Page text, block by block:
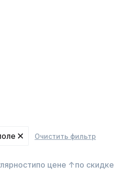
Очистить фильтр
по цене ↑по скидке